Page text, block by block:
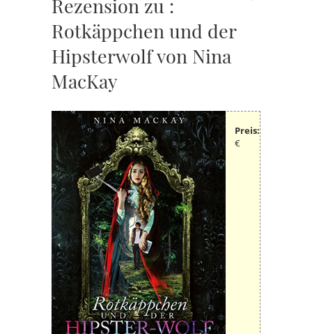
Rezension zu :
Rotkäppchen und der
Hipsterwolf von Nina
MacKay
Preis:
€